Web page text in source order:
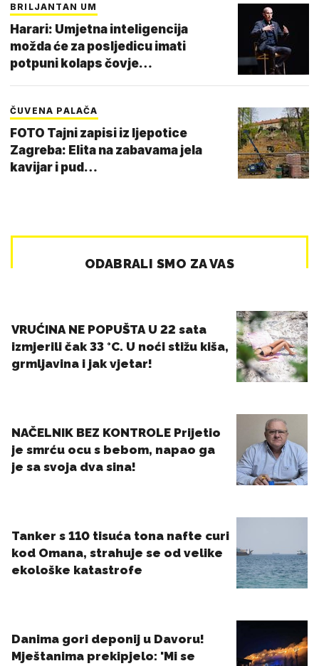
BRILJANTAN UM
Harari: Umjetna inteligencija
možda će za posljedicu imati
potpuni kolaps čovje…
ČUVENA PALAČA
FOTO Tajni zapisi iz ljepotice
Zagreba: Elita na zabavama jela
kavijar i pud…